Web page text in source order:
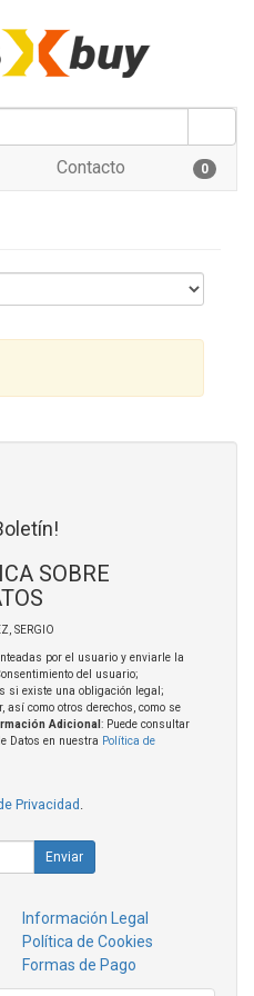
Contacto 0
SOBRE
SERGIO
por el usuario y enviarle la
del usuario;
si existe una obligación legal;
así como otros derechos, como se
Adicional : Puede consultar
Datos en nuestra Política de
Privacidad .
Enviar
Información Legal
Política de Cookies
Formas de Pago